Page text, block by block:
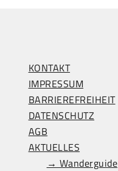
KONTAKT
IMPRESSUM
BARRIEREFREIHEIT
DATENSCHUTZ
AGB
AKTUELLES
→ Wanderguide